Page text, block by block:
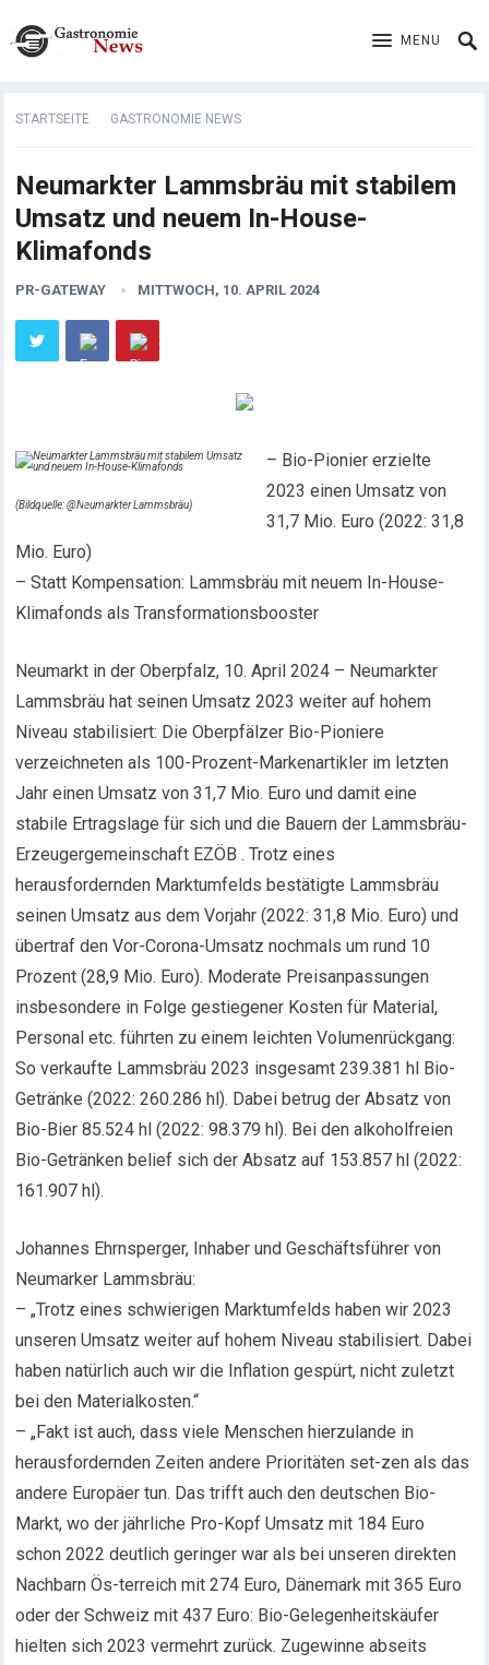
MENU
STARTSEITE GASTRONOMIE NEWS
Neumarkter Lammsbräu mit stabilem
Umsatz und neuem In-House-
Klimafonds
PR-GATEWAY MITTWOCH, 10. APRIL 2024
(Bildquelle: @Neumarkter Lammsbräu)
– Bio-Pionier erzielte
2023 einen Umsatz von
31,7 Mio. Euro (2022: 31,8
Mio. Euro)
– Statt Kompensation: Lammsbräu mit neuem In-House-
Klimafonds als Transformationsbooster
Neumarkt in der Oberpfalz, 10. April 2024 – Neumarkter
Lammsbräu hat seinen Umsatz 2023 weiter auf hohem
Niveau stabilisiert: Die Oberpfälzer Bio-Pioniere
verzeichneten als 100-Prozent-Markenartikler im letzten
Jahr einen Umsatz von 31,7 Mio. Euro und damit eine
stabile Ertragslage für sich und die Bauern der Lammsbräu-
Erzeugergemeinschaft EZÖB . Trotz eines
herausfordernden Marktumfelds bestätigte Lammsbräu
seinen Umsatz aus dem Vorjahr (2022: 31,8 Mio. Euro) und
übertraf den Vor-Corona-Umsatz nochmals um rund 10
Prozent (28,9 Mio. Euro). Moderate Preisanpassungen
insbesondere in Folge gestiegener Kosten für Material,
Personal etc. führten zu einem leichten Volumenrückgang:
So verkaufte Lammsbräu 2023 insgesamt 239.381 hl Bio-
Getränke (2022: 260.286 hl). Dabei betrug der Absatz von
Bio-Bier 85.524 hl (2022: 98.379 hl). Bei den alkoholfreien
Bio-Getränken belief sich der Absatz auf 153.857 hl (2022:
161.907 hl).
Johannes Ehrnsperger, Inhaber und Geschäftsführer von
Neumarker Lammsbräu:
– „Trotz eines schwierigen Marktumfelds haben wir 2023
unseren Umsatz weiter auf hohem Niveau stabilisiert. Dabei
haben natürlich auch wir die Inflation gespürt, nicht zuletzt
bei den Materialkosten.“
– „Fakt ist auch, dass viele Menschen hierzulande in
herausfordernden Zeiten andere Prioritäten set-zen als das
andere Europäer tun. Das trifft auch den deutschen Bio-
Markt, wo der jährliche Pro-Kopf Umsatz mit 184 Euro
schon 2022 deutlich geringer war als bei unseren direkten
Nachbarn Ös-terreich mit 274 Euro, Dänemark mit 365 Euro
oder der Schweiz mit 437 Euro: Bio-Gelegenheitskäufer
hielten sich 2023 vermehrt zurück. Zugewinne abseits